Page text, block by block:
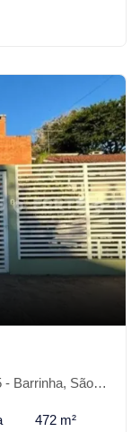
Lourenço do Sul-RS
472 m²